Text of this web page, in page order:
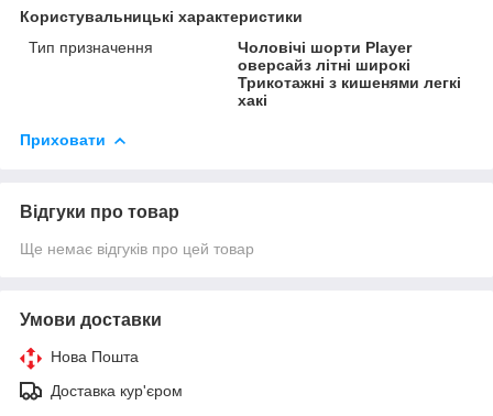
Користувальницькі характеристики
Тип призначення
Чоловічі шорти Player
оверсайз літні широкі
Трикотажні з кишенями легкі
хакі
Приховати
Відгуки про товар
Ще немає відгуків про цей товар
Умови доставки
Нова Пошта
Доставка кур'єром